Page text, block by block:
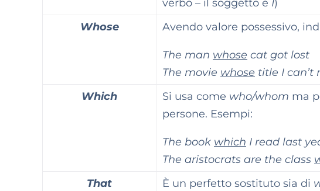
verbo – il soggetto è I)
Whose
Avendo valore possessivo,
The man whose cat got lost
The movie whose title I can’t
Which
Si usa come who/whom ma
persone. Esempi:
The book which I read last
The aristocrats are the class
That
È un perfetto sostituto sia di